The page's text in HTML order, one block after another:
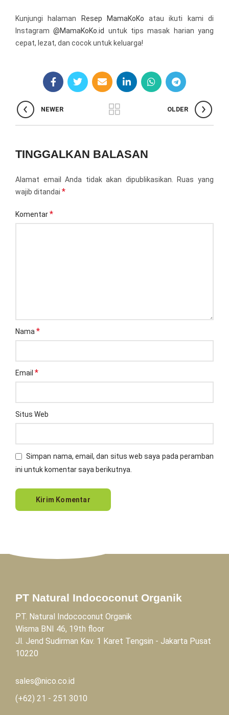
Kunjungi halaman Resep MamaKoKo atau ikuti kami di
Instagram@MamaKoKo.id
untuk tips masak harian yang
cepat, lezat, dan cocok untuk keluarga!
NEWER OLDER
TINGGALKAN BALASAN
Alamat email Anda tidak akan dipublikasikan.
Ruas yang
wajib ditandai *
Komentar*
Nama *
Email *
Situs Web
Simpan nama, email, dan situs web saya pada peramban
ini untuk komentar saya berikutnya.
PT Natural Indococonut Organik
PT. Natural Indococonut Organik
Wisma BNI 46, 19th floor
Jl. Jend Sudirman Kav. 1 Karet Tengsin - Jakarta Pusat
10220
sales@nico.co.id
(+62) 21 - 251 3010